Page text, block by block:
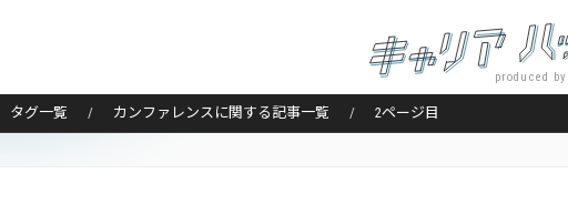
produced
タグ一覧 カンファレンスに関する記事一覧 2ページ目